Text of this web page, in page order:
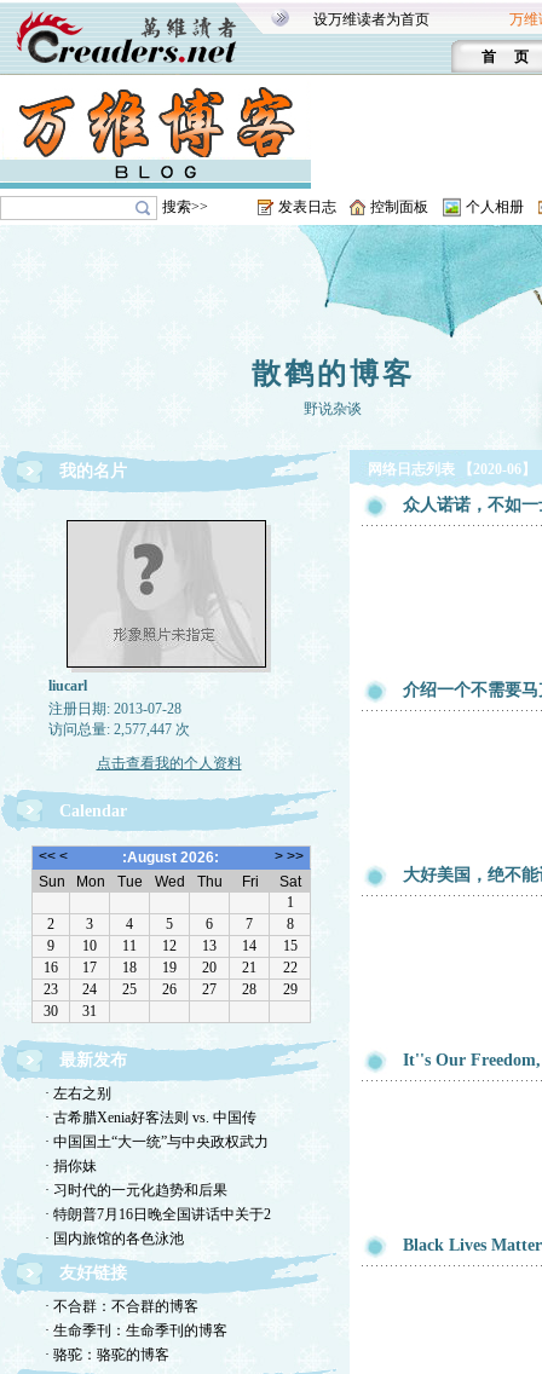
设万维读者为首页 万维
首 页
搜索>> 发表日志 控制面板 个人相册
散鹤的博客
野说杂谈
我的名片
liucarl
注册日期: 2013-07-28
访问总量: 2,577,447 次
点击查看我的个人资料
Calendar
最新发布
· 左右之别
· 古希腊Xenia好客法则 vs. 中国传
· 中国国土“大一统”与中央政权武力
· 捐你妹
· 习时代的一元化趋势和后果
· 特朗普7月16日晚全国讲话中关于2
· 国内旅馆的各色泳池
友好链接
· 不合群：不合群的博客
· 生命季刊：生命季刊的博客
· 骆驼：骆驼的博客
网络日志列表 【2020-06】
众人诺诺，不如
介绍一个不需要
大好美国，绝不
It''s Our
Black Lives